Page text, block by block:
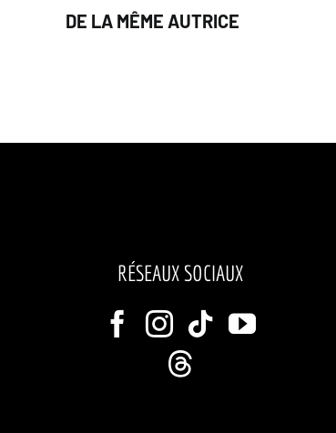
DE LA MÊME AUTRICE
RÉSEAUX SOCIAUX